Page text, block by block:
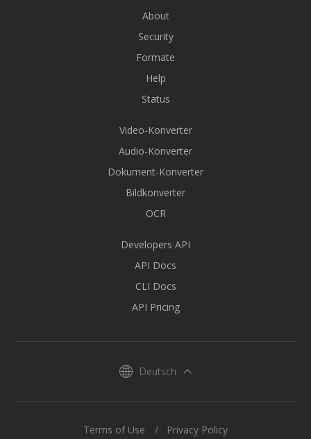
About
Security
Formate
Help
Status
Video-Konverter
Audio-Konverter
Dokument-Konverter
Bildkonverter
OCR
Developers API
API Docs
CLI Docs
API Pricing
Deutsch
Terms of Use Privacy Policy